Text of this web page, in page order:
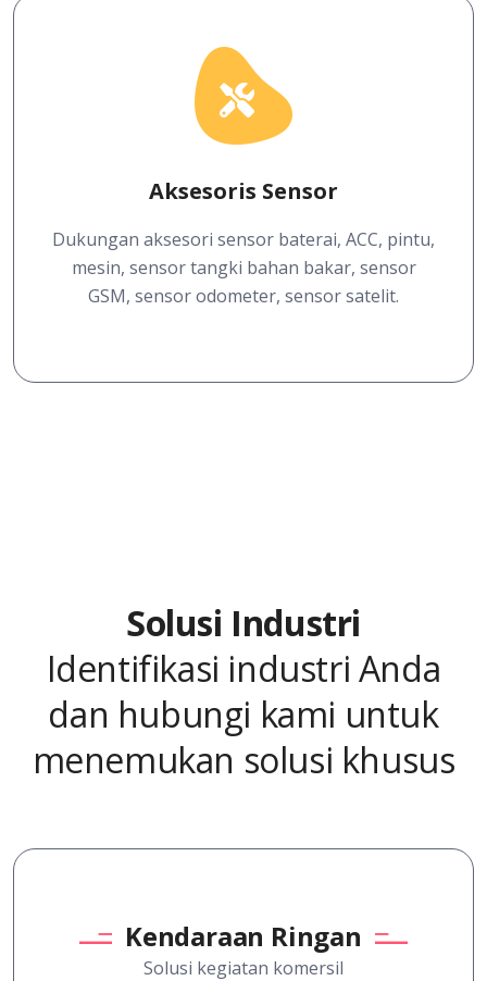
Aksesoris Sensor
Dukungan aksesori sensor baterai, ACC, pintu,
mesin, sensor tangki bahan bakar, sensor
GSM, sensor odometer, sensor satelit.
Solusi Industri
Identifikasi industri Anda
dan hubungi kami untuk
menemukan solusi khusus
Kendaraan Ringan
Solusi kegiatan komersil